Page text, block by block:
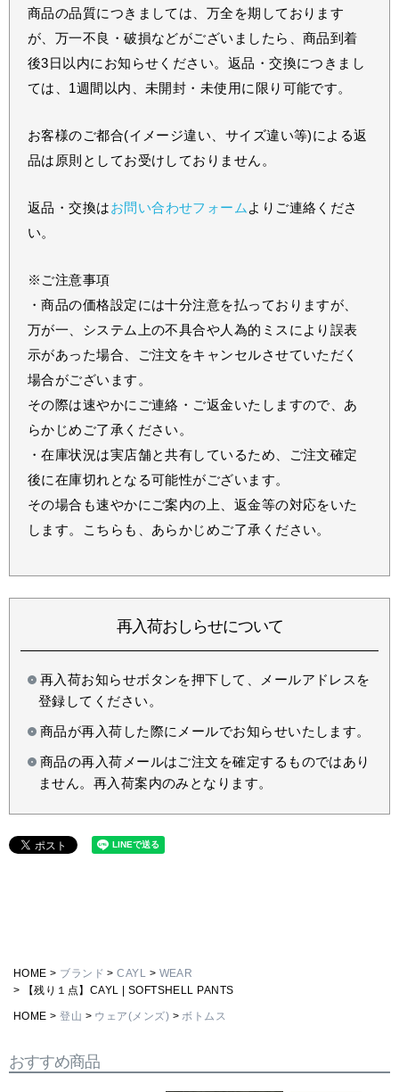
商品の品質につきましては、万全を期しております
が、万一不良・破損などがございましたら、商品到着
後3日以内にお知らせください。返品・交換につきまし
ては、1週間以内、未開封・未使用に限り可能です。
お客様のご都合(イメージ違い、サイズ違い等)による返
品は原則としてお受けしておりません。
返品・交換はお問い合わせフォーム よりご連絡くださ
い。
※ご注意事項
・商品の価格設定には十分注意を払っておりますが、
万が一、システム上の不具合や人為的ミスにより誤表
示があった場合、ご注文をキャンセルさせていただく
場合がございます。
その際は速やかにご連絡・ご返金いたしますので、あ
らかじめご了承ください。
・在庫状況は実店舗と共有しているため、ご注文確定
後に在庫切れとなる可能性がございます。
その場合も速やかにご案内の上、返金等の対応をいた
します。こちらも、あらかじめご了承ください。
再入荷おしらせについて
再入荷お知らせボタンを押下して、メールアドレスを
登録してください。
商品が再入荷した際にメールでお知らせいたします。
商品の再入荷メールはご注文を確定するものではあり
ません。再入荷案内のみとなります。
HOME ブランド CAYL
WEAR
【残り１点】CAYL | SOFTSHELL PANTS
HOME 登山 ウェア(メンズ) ボトムス
おすすめ商品